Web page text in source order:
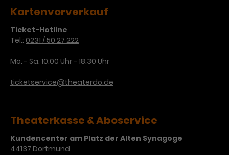
Kartenvorverkauf
Ticket-Hotline
Tel.: 0231 / 50 27 222
Mo. - Sa. 10:00 Uhr - 18:30 Uhr
ticketservice@theaterdo.de
Theaterkasse & Aboservice
Kundencenter am Platz der Alten Synagoge
44137 Dortmund